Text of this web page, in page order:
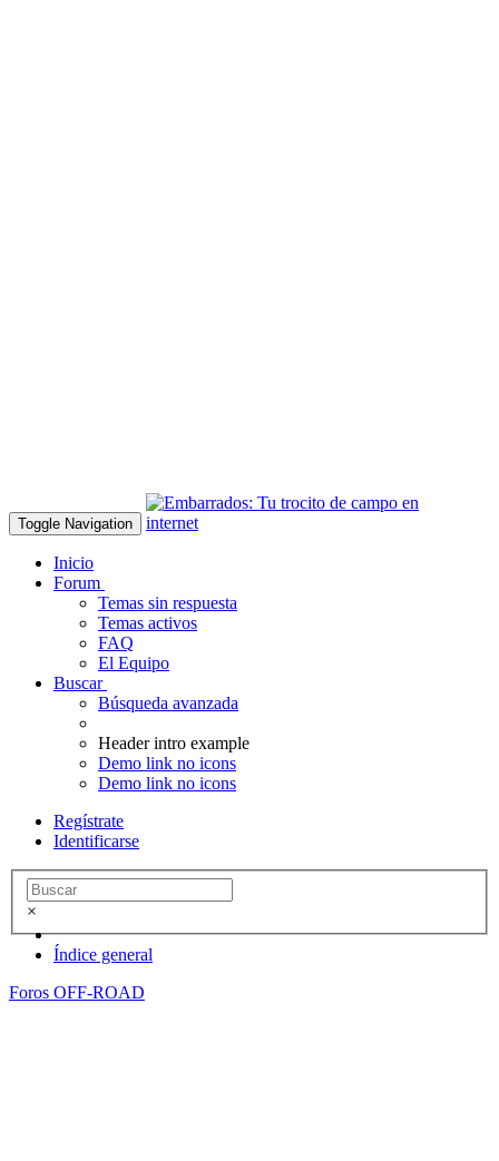
Toggle Navigation
Inicio
Forum
Temas sin respuesta
Temas activos
FAQ
El Equipo
Buscar
Búsqueda avanzada
Header intro example
Demo link no icons
Demo link no icons
Regístrate
Identificarse
×
Índice general
Foros OFF-ROAD